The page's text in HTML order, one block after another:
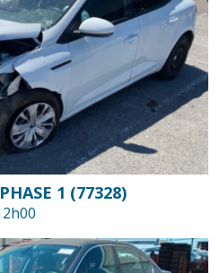
1 (77328)